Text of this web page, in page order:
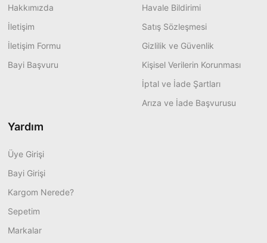
Hakkımızda
İletişim
İletişim Formu
Bayi Başvuru
Havale Bildirimi
Satış Sözleşmesi
Gizlilik ve Güvenlik
Kişisel Verilerin Korunması
İptal ve İade Şartları
Arıza ve İade Başvurusu
Yardım
Üye Girişi
Bayi Girişi
Kargom Nerede?
Sepetim
Markalar